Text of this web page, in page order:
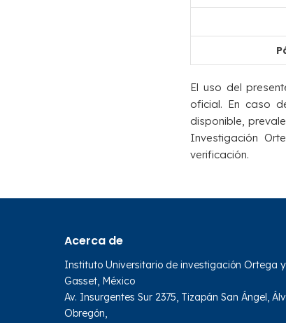
El uso del
oficial. En caso
disponible,
Investigación
verificación.
Acerca de
Instituto Universitario de investigación Ortega y
Gasset, México
Av. Insurgentes Sur 2375, Tizapán San Ángel,
Obregón,